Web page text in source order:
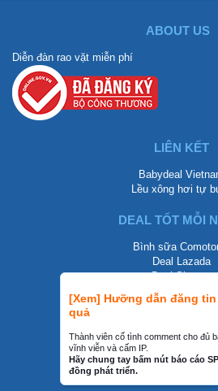
[Xem] Hưỡng dẫn đăng
quả
Thành viên cố tình comment cho đủ
vĩnh viễn và cấm IP.
Hãy chung tay bấm nút báo cáo
đồng phát triển.
ABOUT US
Diễn đàn rao vặt miễn phí
LIÊN KẾT
Babydeal
Lều xông hơi tự
DEAL TỐT MỖI
Bình sữa
Deal Lazada
Deal Shopee
LIÊN HỆ